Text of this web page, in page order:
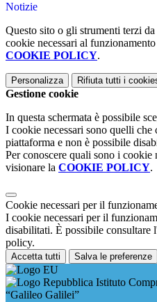
Notizie
Questo sito o gli strumenti terzi
cookie necessari al
COOKIE POLICY.
Personalizza Rifiuta tutti i
Gestione cookie
In questa schermata è possibile
I cookie necessari sono quelli
piattaforma e non è possibile
Per conoscere quali sono i cookie
visionare la COOKIE POLICY.
Cookie necessari per il
I cookie necessari per il
disabilitati. È possibile consultare
policy.
Accetta tutti Salva le preferenze
Istituto
“Galileo Galilei”